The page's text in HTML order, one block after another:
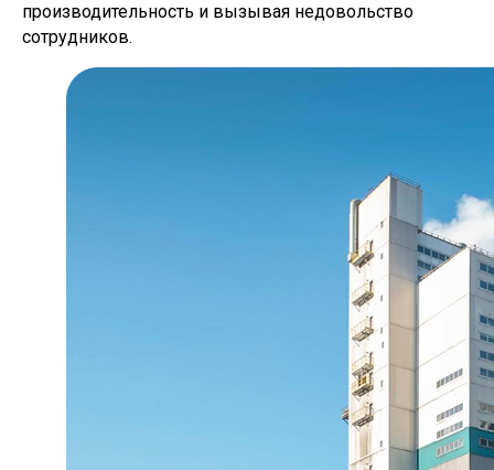
производительность и вызывая недовольство
сотрудников.